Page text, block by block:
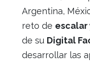
Argentina,
reto de
de su Digital
desarrollar las